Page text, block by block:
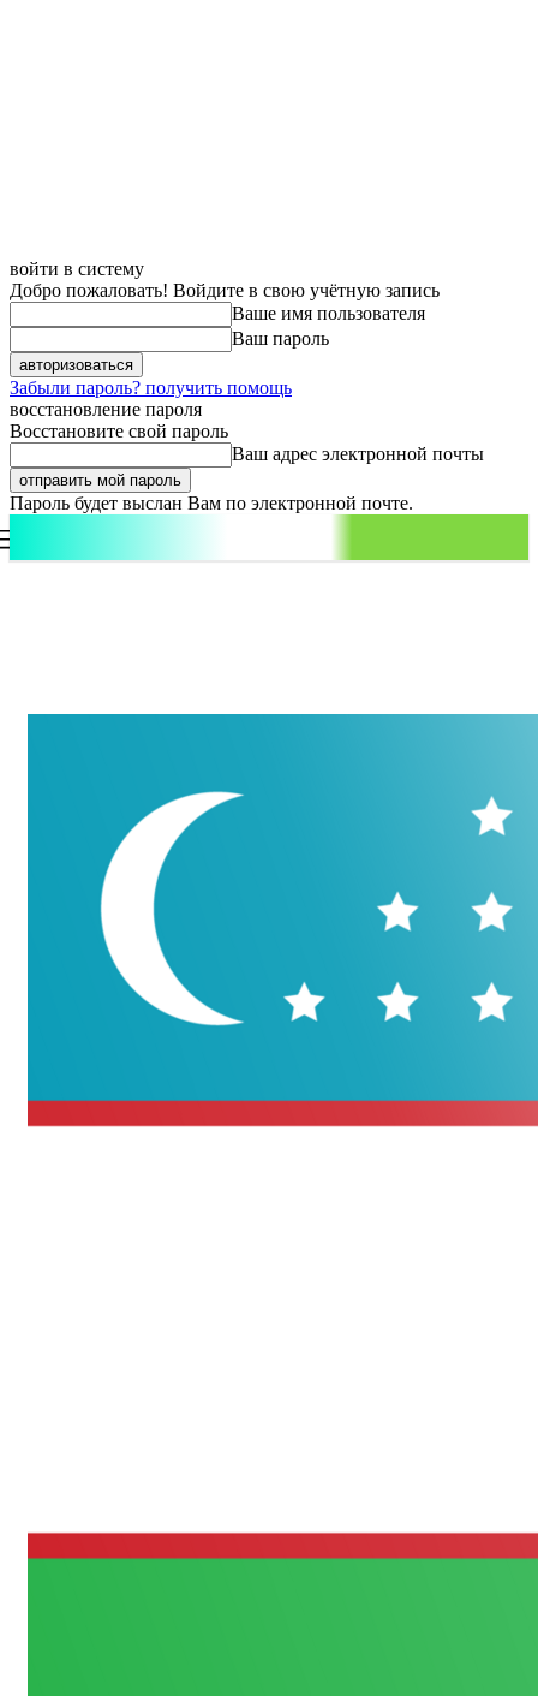
войти в систему
Добро пожаловать! Войдите в свою учётную запись
Ваше имя пользователя
Ваш пароль
Забыли пароль? получить помощь
восстановление пароля
Восстановите свой пароль
Ваш адрес электронной почты
Пароль будет выслан Вам по электронной почте.